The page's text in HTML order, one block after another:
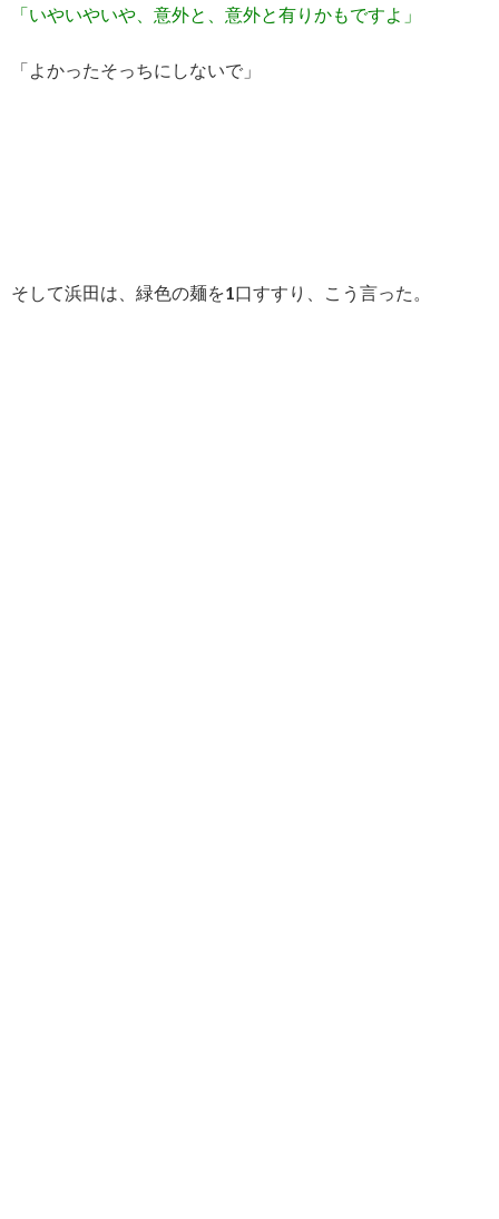
「いやいやいや、意外と、意外と有りかもですよ」
「よかったそっちにしないで」
そして浜田は、緑色の麺を1口すすり、こう言った。